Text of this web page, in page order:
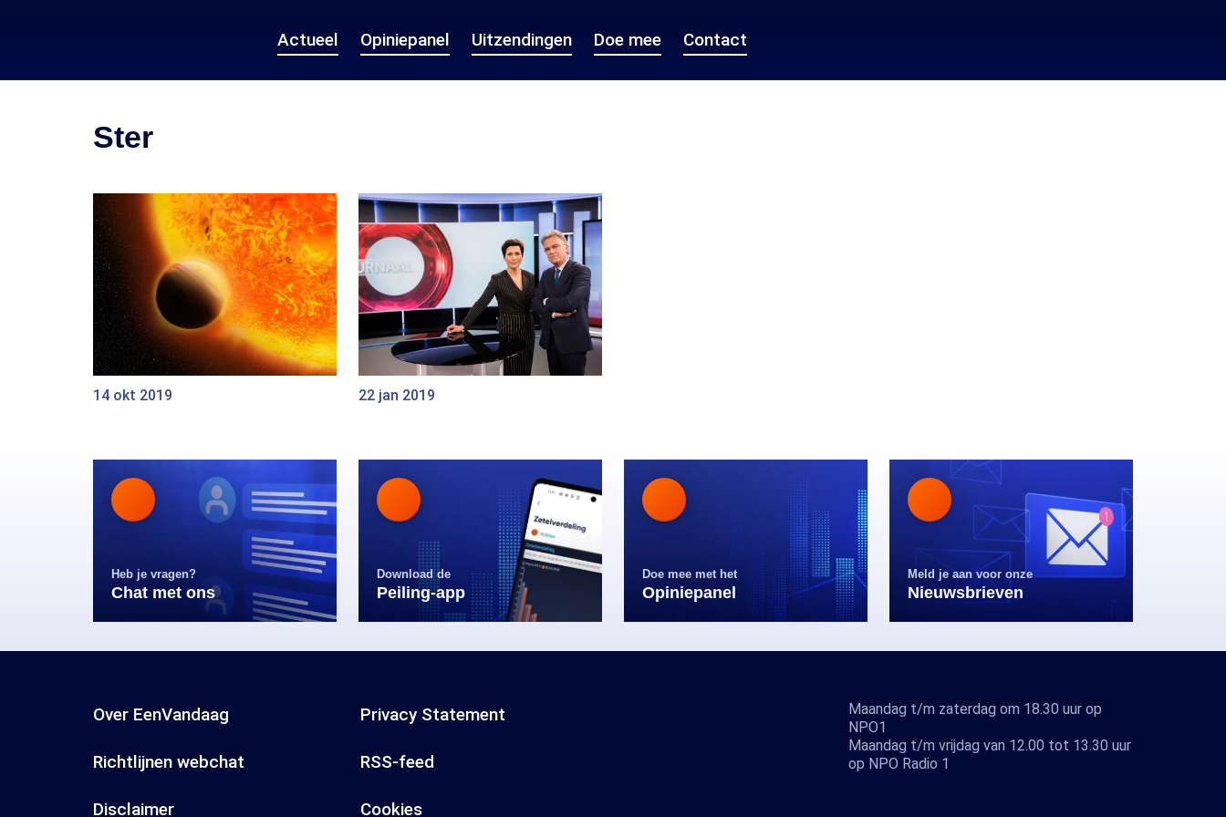
Actueel Opiniepanel Uitzendingen Doe mee Contact
Ster
14 okt 2019 22 jan 2019
Heb je vragen?
Chat met ons
Download de
Peiling-app
Doe mee met het
Opiniepanel
Meld je aan voor onze
Nieuwsbrieven
Over EenVandaag Privacy Statement
Richtlijnen webchat RSS-feed
Disclaimer Cookies
Maandag t/m zaterdag om 18.30 uur op
NPO1
Maandag t/m vrijdag van 12.00 tot 13.30 uur
op NPO Radio 1